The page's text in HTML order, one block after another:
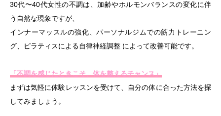
30代〜40代女性の不調は、加齢やホルモンバランスの変化に伴
う自然な現象ですが、
インナーマッスルの強化、パーソナルジムでの筋力トレーニン
グ、ピラティスによる自律神経調整 によって改善可能です。
「不調を感じたときこそ、体を整えるチャンス」
まずは気軽に体験レッスンを受けて、自分の体に合った方法を探
してみましょう。